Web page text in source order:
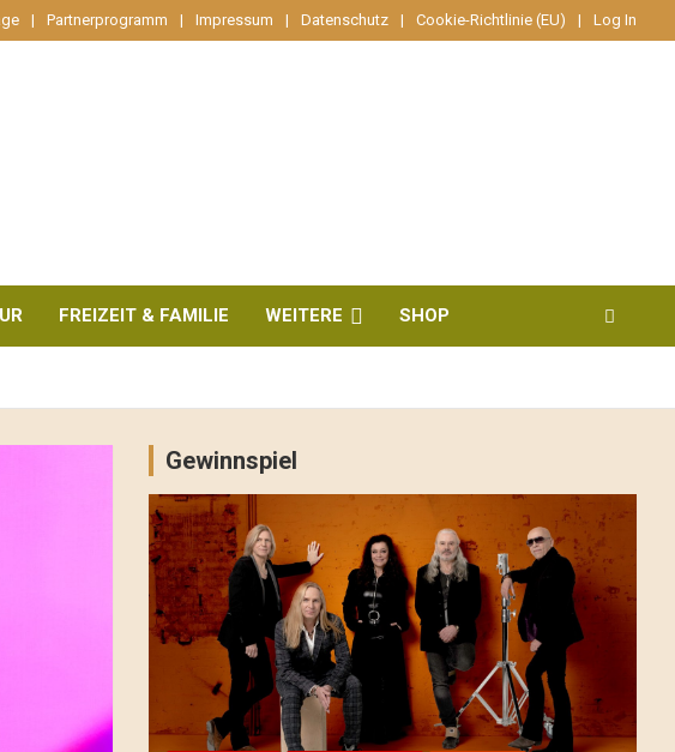
Partnerprogramm Impressum Datenschutz Cookie-Richtlinie (EU) Log In
FREIZEIT & FAMILIE WEITERE SHOP
Gewinnspiel